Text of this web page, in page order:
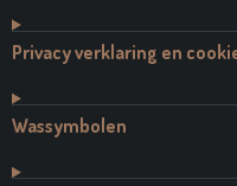
Privacy verklaring en
Wassymbolen